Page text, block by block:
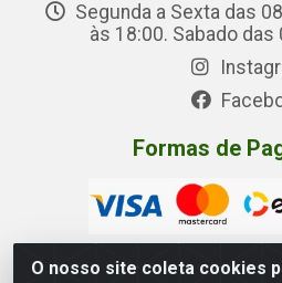
O nosso site coleta cookies
Segunda a Sexta das
às 18:00. Sabado das
Formas de